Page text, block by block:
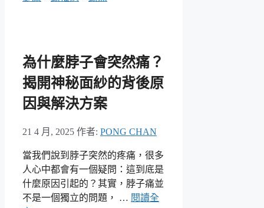
為什麼脖子會突然痛？
揭開神秘面紗的背後原
因與解決方案
21 4 月, 2025 作者: PONG CHAN
當我們說到脖子突然的疼痛，很多
人心中都會有一個疑問：這到底是
什麼原因引起的？其實，脖子痛並
不是一個獨立的問題， … 閱讀全